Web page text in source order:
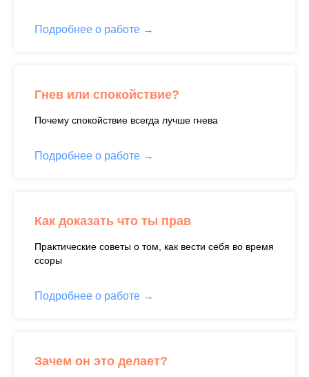
Подробнее о работе
Гнев или спокойствие?
Почему спокойствие всегда лучше гнева
Подробнее о работе
Как доказать что ты прав
Практические советы о том, как вести себя во время
ссоры
Подробнее о работе
Зачем он это делает?